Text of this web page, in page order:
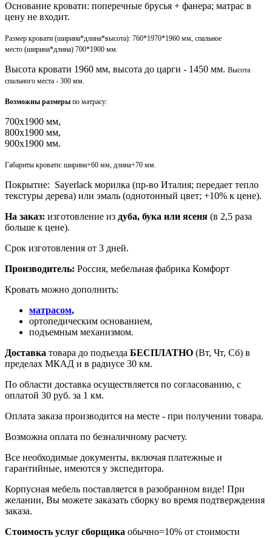
Основание кровати: поперечные брусья + фанера; матрас в
цену не входит.
Размер кровати (ширина*длина*высота): 760*1970*1960 мм, спальное
место (ширина*длина) 700*1900 мм.
Высота кровати 1960 мм, высота до царги - 1450 мм. Высота
спального места - 300 мм.
Возможны размеры по матрасу:
700х1900 мм,
800х1900 мм,
900х1900 мм.
Габариты кровати: ширина+60 мм, длина+70 мм.
Покрытие: Sayerlack морилка (пр-во Италия; передает тепло
текстуры дерева) или эмаль (однотонный цвет; +10% к цене).
На заказ: изготовление из дуба, бука или ясеня (в 2,5 раза
больше к цене).
Срок изготовления от 3 дней.
Производитель: Россия, мебельная фабрика Комфорт
Кровать можно дополнить:
матрасом,
ортопедическим основанием,
подъемным механизмом.
Доставка товара до подъезда БЕСПЛАТНО (Вт, Чт, Сб) в
пределах МКАД и в радиусе 30 км.
По области доставка осуществляется по согласованию, с
оплатой 30 руб. за 1 км.
Оплата заказа производится на месте - при получении товара.
Возможна оплата по безналичному расчету.
Все необходимые документы, включая платежные и
гарантийные, имеются у экспедитора.
Корпусная мебель поставляется в разобранном виде! При
желании, Вы можете заказать сборку во время подтверждения
заказа.
Стоимость услуг сборщика обычно=10% от стоимости